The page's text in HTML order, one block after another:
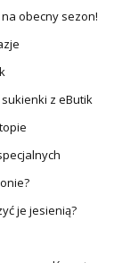
obecny sezon!
z eButik
je jesienią?